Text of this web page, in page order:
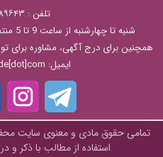
تلفن : ۲۲۶۸۹۶۴۳ (۰۲۱)
شنبه تا چهارشنبه از ساعت 9 تا 5 منتظر شنیدن صدای گرم شما هستیم.
همچنین برای درج آگهی، مشاوره برای
ایمیل: info[@]zibakade[dot]com
تمامی حقوق مادی و معنوی سایت
استفاده از مطالب با ذکر و